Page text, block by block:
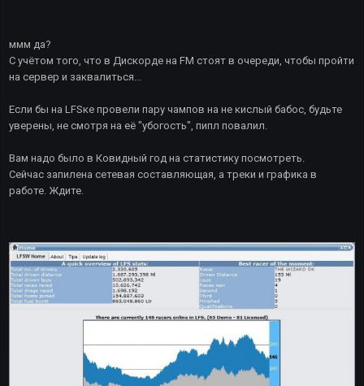
ммм да?
С учётом того, что в Дискорде на FM стоят в очереди, чтобы пройти
на сервер и заквалиться...
Если бы на LFSке провели пару чампов на не кислый бабос, будьте
уверены, не смотря на её "убогость", пипл повалил.
Вам надо было в Ковидный год на статистику посмотреть.
Сейчас запилена сетевая составляющая, а треки и графика в
работе. Ждите.